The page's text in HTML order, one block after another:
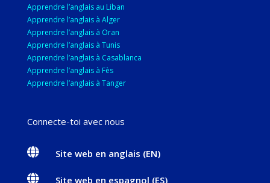
Apprendre l’anglais au Liban
Apprendre l’anglais à Alger
Apprendre l’anglais à Oran
Apprendre l’anglais à Tunis
Apprendre l’anglais à Casablanca
Apprendre l’anglais à Fès
Apprendre l’anglais à Tanger
Connecte-toi avec nous
 Site web en anglais (EN)
 Site web en espagnol (ES)